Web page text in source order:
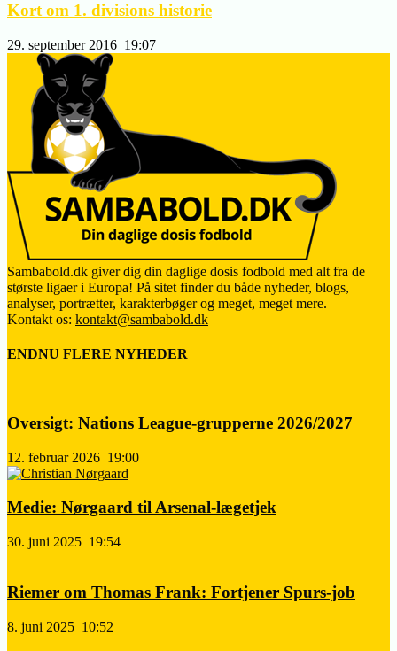
Kort om 1. divisions historie
29. september 2016 19:07
Sambabold.dk giver dig din daglige dosis fodbold med alt fra de
største ligaer i Europa! På sitet finder du både nyheder, blogs,
analyser, portrætter, karakterbøger og meget, meget mere.
Kontakt os: kontakt@sambabold.dk
ENDNU FLERE NYHEDER
Oversigt: Nations League-grupperne 2026/2027
12. februar 2026 19:00
Medie: Nørgaard til Arsenal-lægetjek
30. juni 2025 19:54
Riemer om Thomas Frank: Fortjener Spurs-job
8. juni 2025 10:52